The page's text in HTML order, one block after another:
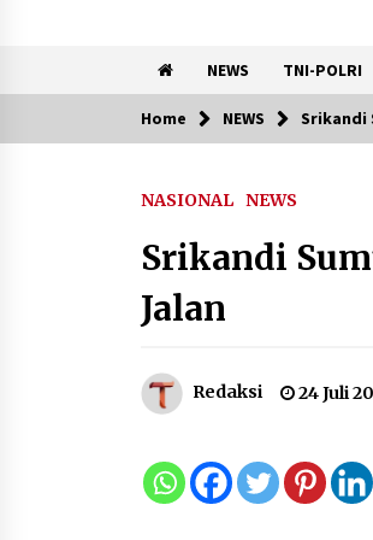
NEWS TNI-POLRI
Trending Now
200
Program
KKM
Spanduk
Home NEWS Srikandi
NASIONAL NEWS
Srikandi
Jalan
Redaksi 24 Juli